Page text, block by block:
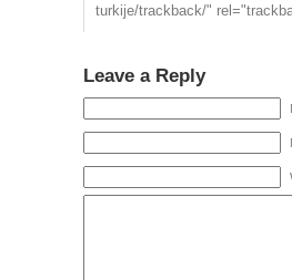
turkije/trackback/"
Leave a Reply